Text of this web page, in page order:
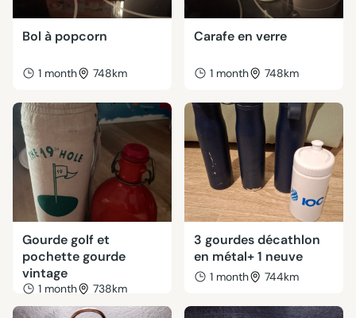
Bol à popcorn
1 month 748km
Carafe en verre
1 month 748km
Gourde golf et
pochette gourde
vintage
1 month 738km
3 gourdes décathlon
en métal+ 1 neuve
1 month 744km